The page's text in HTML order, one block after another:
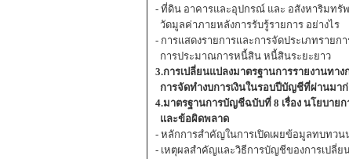
- ที่ดิน อาคารและอุปกรณ์ และ อสังหาริมทรั
วัดมูลค่าภายหลังการรับรู้รายการ อย่างไร
- การแสดงรายการและการจัดประเภทรายก
การประมาณการหนี้สิน หนี้สินระยะยาว
3.การเปลี่ยนแปลงมาตรฐานการรายงานทา
การจัดทำงบการเงินในรอบปีบัญชีที่ผ่านมาก่
4.มาตรฐานการบัญชีฉบับที่ 8 เรื่อง นโยบา
และข้อผิดพลาด
- หลักการสำคัญในการเปิดเผยข้อมูลทบทว
- เหตุผลสำคัญและวิธีการบัญชีของการเปลี่